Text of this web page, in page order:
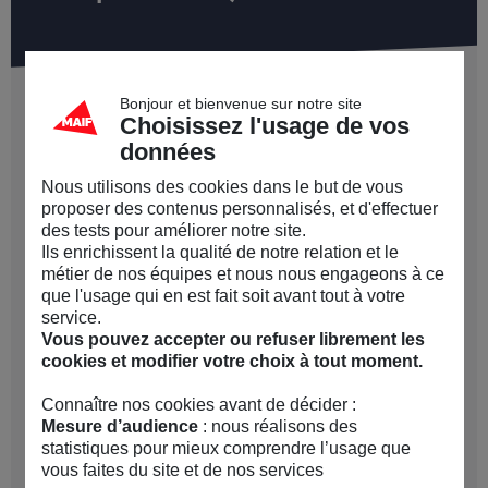
Plusieurs offres à pourvoir
Découvrir les offres
Mon espace candidat
Accéder
Nos actes
Bonjour et bienvenue sur notre site
Choisissez l'usage de vos
données
Nous utilisons des cookies dans le but de vous
proposer des contenus personnalisés, et d'effectuer
des tests pour améliorer notre site.
Ils enrichissent la qualité de notre relation et le
métier de nos équipes et nous nous engageons à ce
que l'usage qui en est fait soit avant tout à votre
service.
Vous pouvez accepter ou refuser librement les
cookies et modifier votre choix à tout moment.
Connaître nos cookies avant de décider :
Mesure d’audience: nous réalisons des
statistiques pour mieux comprendre l’usage que
vous faites du site et de nos services